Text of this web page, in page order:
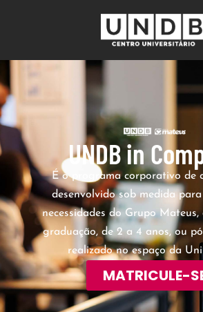
UNDB in
MATRICULE-
É o programa corporativo de
desenvolvido sob medida
necessidades do Grupo Mateus,
graduação, de 2 a 4 anos, ou
realizado no espaço da
Sign in
Remember me